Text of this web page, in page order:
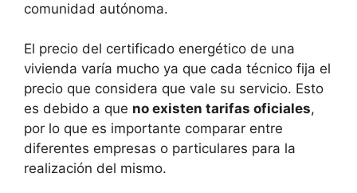
comunidad autónoma.
El precio del certificado energético de una
vivienda varía mucho ya que cada técnico fija el
precio que considera que vale su servicio. Esto
es debido a que no existen tarifas oficiales,
por lo que es importante comparar entre
diferentes empresas o particulares para la
realización del mismo.